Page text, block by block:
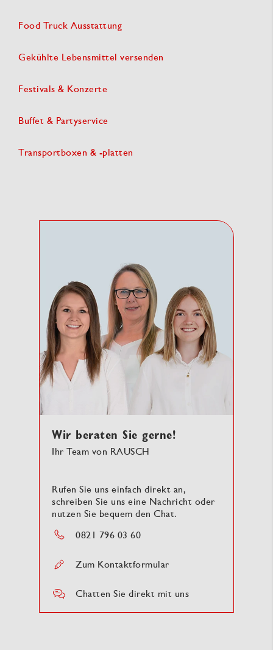
Food Truck Ausstattung
Gekühlte Lebensmittel versenden
Festivals & Konzerte
Buffet & Partyservice
Transportboxen & -platten
Wir beraten Sie gerne!
Ihr Team von RAUSCH
Rufen Sie uns einfach direkt an,
schreiben Sie uns eine Nachricht oder
nutzen Sie bequem den Chat.
0821 796 03 60
Zum Kontaktformular
Chatten Sie direkt mit uns